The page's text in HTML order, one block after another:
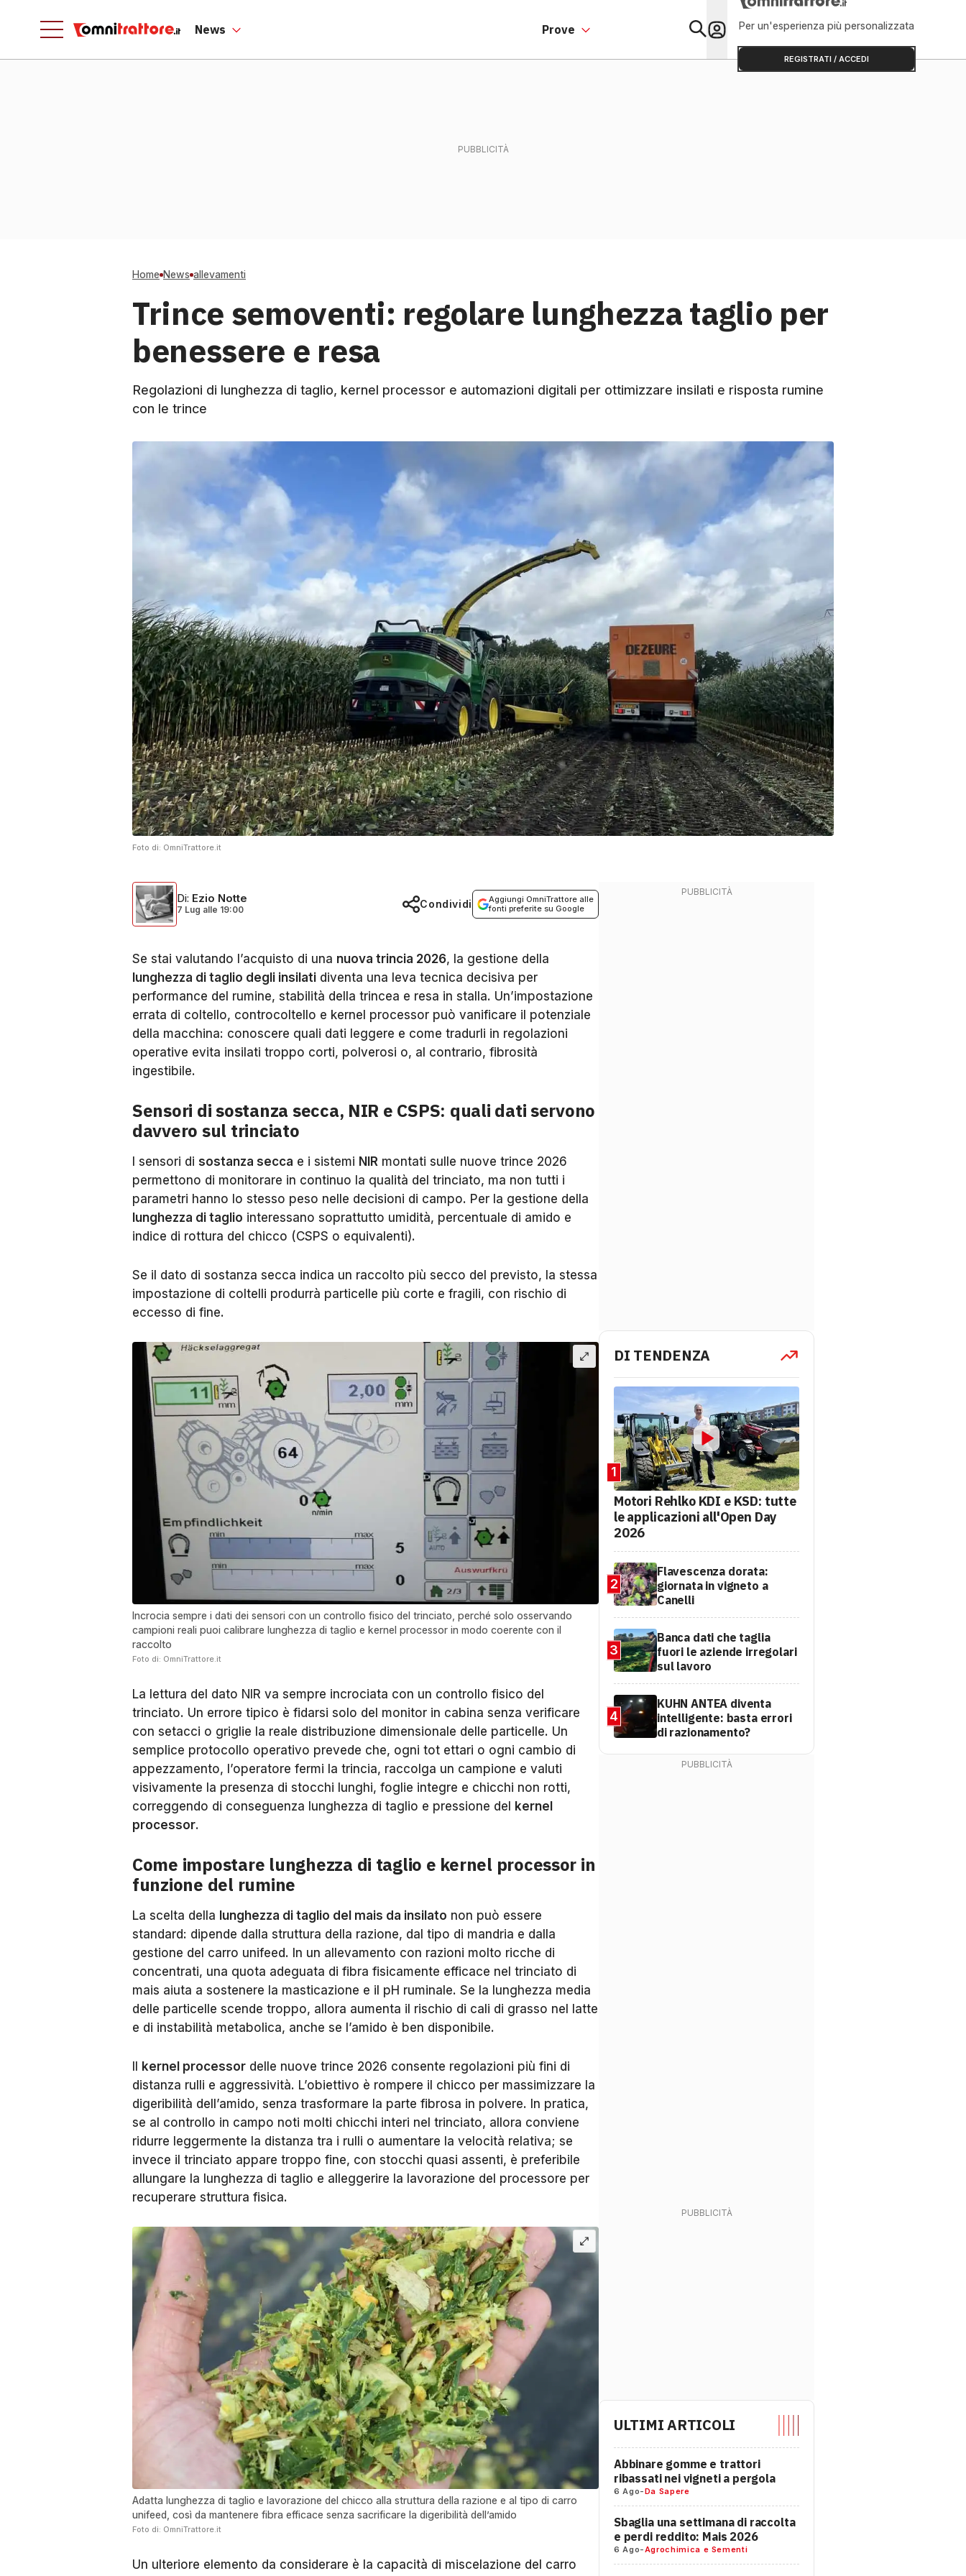
News Prove Primo Piano
Per un'esperienza più personalizzata
REGISTRATI / ACCEDI
Home News allevamenti
Trince semoventi: regolare lunghezza taglio per
benessere e resa
Regolazioni di lunghezza di taglio, kernel processor e automazioni digitali per ottimizzare insilati e risposta rumine
con le trince
Foto di: OmniTrattore.it
Di: Ezio Notte
7 Lug alle 19:00
Aggiungi OmniTrattore alle
fonti preferite su Google
Condividi
Se stai valutando l’acquisto di una nuova trincia 2026, la gestione della
lunghezza di taglio degli insilati diventa una leva tecnica decisiva per
performance del rumine, stabilità della trincea e resa in stalla. Un’impostazione
errata di coltello, controcoltello e kernel processor può vanificare il potenziale
della macchina: conoscere quali dati leggere e come tradurli in regolazioni
operative evita insilati troppo corti, polverosi o, al contrario, fibrosità
ingestibile.
Sensori di sostanza secca, NIR e CSPS: quali dati servono
davvero sul trinciato
I sensori di sostanza secca e i sistemi NIR montati sulle nuove trince 2026
permettono di monitorare in continuo la qualità del trinciato, ma non tutti i
parametri hanno lo stesso peso nelle decisioni di campo. Per la gestione della
lunghezza di taglio interessano soprattutto umidità, percentuale di amido e
indice di rottura del chicco (CSPS o equivalenti).
Se il dato di sostanza secca indica un raccolto più secco del previsto, la stessa
impostazione di coltelli produrrà particelle più corte e fragili, con rischio di
eccesso di fine.
Incrocia sempre i dati dei sensori con un controllo fisico del trinciato, perché solo osservando
campioni reali puoi calibrare lunghezza di taglio e kernel processor in modo coerente con il
raccolto
Foto di: OmniTrattore.it
La lettura del dato NIR va sempre incrociata con un controllo fisico del
trinciato. Un errore tipico è fidarsi solo del monitor in cabina senza verificare
con setacci o griglie la reale distribuzione dimensionale delle particelle. Un
semplice protocollo operativo prevede che, ogni tot ettari o ogni cambio di
appezzamento, l’operatore fermi la trincia, raccolga un campione e valuti
visivamente la presenza di stocchi lunghi, foglie integre e chicchi non rotti,
correggendo di conseguenza lunghezza di taglio e pressione del
kernel
processor.
Come impostare lunghezza di taglio e kernel processor in
funzione del rumine
La scelta della lunghezza di taglio del mais da insilato non può essere
standard: dipende dalla struttura della razione, dal tipo di mandria e dalla
gestione del carro unifeed. In un allevamento con razioni molto ricche di
concentrati, una quota adeguata di fibra fisicamente efficace nel trinciato di
mais aiuta a sostenere la masticazione e il pH ruminale. Se la lunghezza media
delle particelle scende troppo, allora aumenta il rischio di cali di grasso nel latte
e di instabilità metabolica, anche se l’amido è ben disponibile.
kernel processor delle nuove trince 2026 consente regolazioni più fini di
distanza rulli e aggressività. L’obiettivo è rompere il chicco per massimizzare la
digeribilità dell’amido, senza trasformare la parte fibrosa in polvere. In pratica,
se al controllo in campo noti molti chicchi interi nel trinciato, allora conviene
ridurre leggermente la distanza tra i rulli o aumentare la velocità relativa; se
invece il trinciato appare troppo fine, con stocchi quasi assenti, è preferibile
allungare la lunghezza di taglio e alleggerire la lavorazione del processore per
recuperare struttura fisica.
Adatta lunghezza di taglio e lavorazione del chicco alla struttura della razione e al tipo di carro
unifeed, così da mantenere fibra efficace senza sacrificare la digeribilità dell’amido
Foto di: OmniTrattore.it
Un ulteriore elemento da considerare è la capacità di miscelazione del carro
DI TENDENZA
1
Motori Rehlko KDI e KSD: tutte
le applicazioni all'Open Day
2026
2
Flavescenza dorata:
giornata in vigneto a
Canelli
3
Banca dati che taglia
fuori le aziende irregolari
sul lavoro
4
KUHN ANTEA diventa
intelligente: basta errori
di razionamento?
ULTIMI ARTICOLI
Abbinare gomme e trattori
ribassati nei vigneti a pergola
6 Ago-Da Sapere
Sbaglia una settimana di raccolta
e perdi reddito: Mais 2026
6 Ago-Agrochimica e Sementi